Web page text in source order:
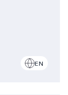
EN